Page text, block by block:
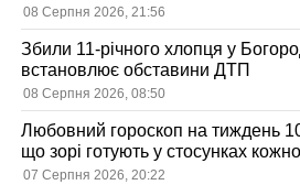
08 Серпня 2026, 21:56
Збили 11-річного хлопця у
встановлює обставини ДТП
08 Серпня 2026, 08:50
Любовний гороскоп на тиждень
що зорі готують у стосунках
07 Серпня 2026, 20:22